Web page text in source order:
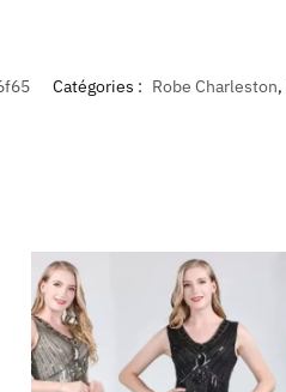
Catégories : Robe Charleston,